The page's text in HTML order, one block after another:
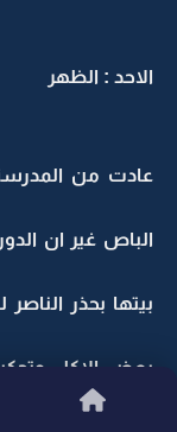
الاحد : الظهر
عادت من
الباص غير ان
بيتها بحذر
بعض الاكل